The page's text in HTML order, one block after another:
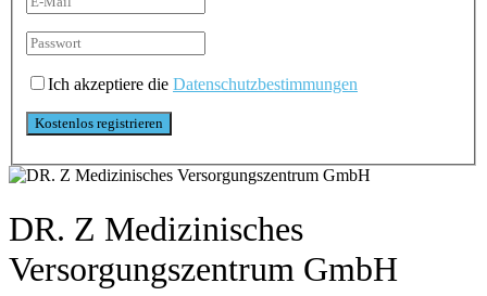
Ich akzeptiere die Datenschutzbestimmungen
DR. Z Medizinisches
Versorgungszentrum GmbH